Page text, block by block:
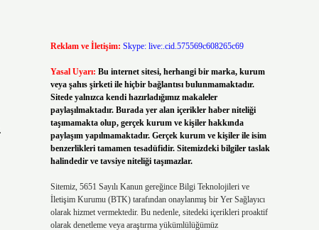
Reklam ve İletişim: Skype: live:.cid.575569c608265c69
Yasal Uyarı: Bu internet sitesi, herhangi bir marka, kurum
veya şahıs şirketi ile hiçbir bağlantısı bulunmamaktadır.
Sitede yalnızca kendi hazırladığımız makaleler
paylaşılmaktadır. Burada yer alan içerikler haber niteliği
taşımamakta olup, gerçek kurum ve kişiler hakkında
paylaşım yapılmamaktadır. Gerçek kurum ve kişiler ile isim
benzerlikleri tamamen tesadüfidir. Sitemizdeki bilgiler taslak
halindedir ve tavsiye niteliği taşımazlar.
Sitemiz, 5651 Sayılı Kanun gereğince Bilgi Teknolojileri ve
İletişim Kurumu (BTK) tarafından onaylanmış bir Yer Sağlayıcı
olarak hizmet vermektedir. Bu nedenle, sitedeki içerikleri proaktif
olarak denetleme veya araştırma yükümlülüğümüz